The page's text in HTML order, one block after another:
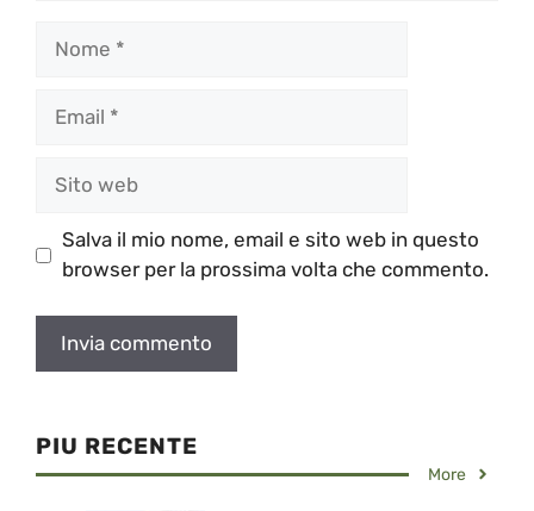
Salva il mio nome, email e sito web in questo
browser per la prossima volta che commento.
PIU RECENTE
More